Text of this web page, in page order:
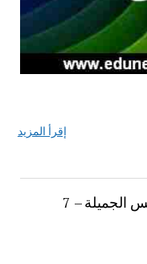
إقرأ المزيد
شرح نص اغتيال حشاد – محور تونس الجميلة – 7